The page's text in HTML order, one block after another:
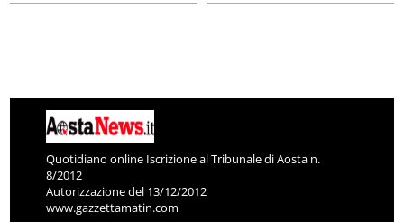
Quotidiano online Iscrizione al Tribunale di Aosta n.
8/2012
Autorizzazione del 13/12/2012
www.gazzettamatin.com